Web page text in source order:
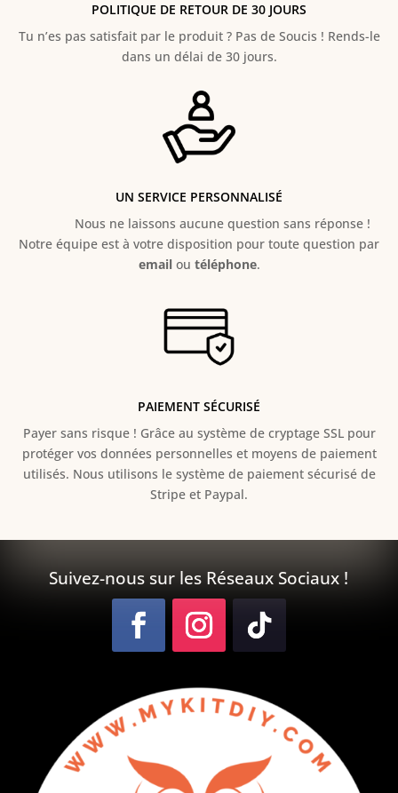
POLITIQUE DE RETOUR DE 30 JOURS
Tu n’es pas satisfait par le produit ? Pas de Soucis ! Rends-le
dans un délai de 30 jours.
UN SERVICE PERSONNALISÉ
Nous ne laissons aucune question sans réponse !
Notre équipe est à votre disposition pour toute question par
emailou téléphone.
PAIEMENT SÉCURISÉ
Payer sans risque ! Grâce au système de cryptage SSL pour
protéger vos données personnelles et moyens de paiement
utilisés. Nous utilisons le système de paiement sécurisé de
Stripe et Paypal.
Suivez-nous sur les Réseaux Sociaux !